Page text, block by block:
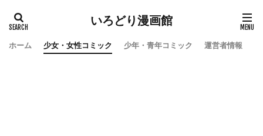
いろどり漫画館
ホーム 少女・女性コミック 少年・青年コミック 運営者情報